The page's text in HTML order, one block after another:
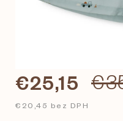
€25,15
€20,45 bez DPH